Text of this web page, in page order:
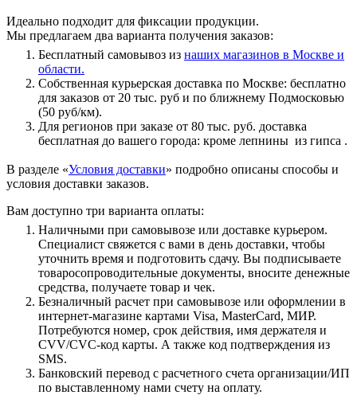
Идеально подходит для фиксации продукции.
Мы предлагаем два варианта получения заказов:
Бесплатный самовывоз из наших магазинов в Москве и
области.
Собственная курьерская доставка по Москве: бесплатно
для заказов от 20 тыс. руб и по ближнему Подмосковью
(50 руб/км).
Для регионов при заказе от 80 тыс. руб. доставка
бесплатная до вашего города: кроме лепнины из гипса .
В разделе «Условия доставки» подробно описаны способы и
условия доставки заказов.
Вам доступно три варианта оплаты:
Наличными при самовывозе или доставке курьером.
Специалист свяжется с вами в день доставки, чтобы
уточнить время и подготовить сдачу. Вы подписываете
товаросопроводительные документы, вносите денежные
средства, получаете товар и чек.
Безналичный расчет при самовывозе или оформлении в
интернет-магазине картами Visa, MasterCard, МИР.
Потребуются номер, срок действия, имя держателя и
CVV/CVC-код карты. А также код подтверждения из
SMS.
Банковский перевод с расчетного счета организации/ИП
по выставленному нами счету на оплату.